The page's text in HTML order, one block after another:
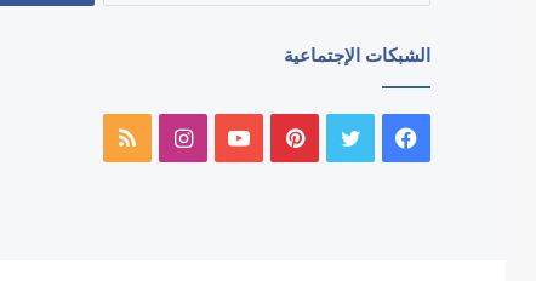
الشبكات الإجتماعية
فيسبوك تويتر بينتيريستيوتيوبانستقرامملخص